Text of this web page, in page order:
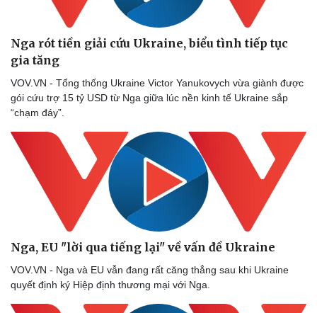
Nga rót tiền giải cứu Ukraine, biểu tình tiếp tục
gia tăng
VOV.VN - Tổng thống Ukraine Victor Yanukovych vừa giành được
gói cứu trợ 15 tỷ USD từ Nga giữa lúc nền kinh tế Ukraine sắp
“chạm đáy”.
Nga, EU "lời qua tiếng lại" về vấn đề Ukraine
VOV.VN - Nga và EU vẫn đang rất căng thẳng sau khi Ukraine
quyết định ký Hiệp định thương mại với Nga.